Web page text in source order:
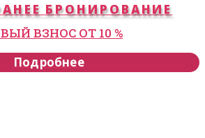
БРОНИРОВАНИЕ
ВЗНОС ОТ 10 %
Подробнее